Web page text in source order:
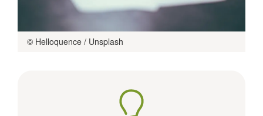
© Helloquence / Unsplash